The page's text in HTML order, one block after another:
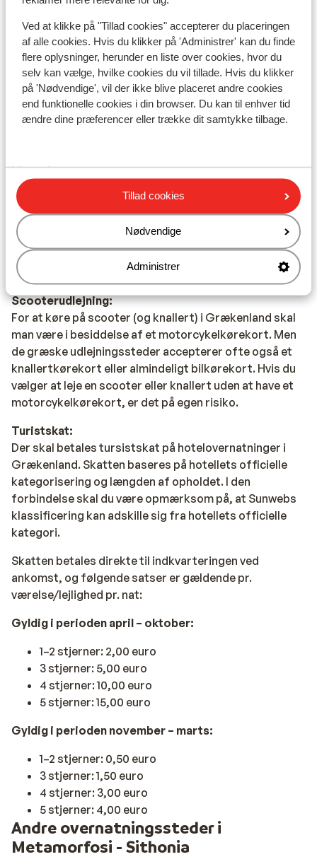
Ved at klikke på "Tillad cookies" accepterer du placeringen
af alle cookies. Hvis du klikker på 'Administrer' kan du finde
flere oplysninger, herunder en liste over cookies, hvor du
selv kan vælge, hvilke cookies du vil tillade. Hvis du klikker
på 'Nødvendige', vil der ikke blive placeret andre cookies
end funktionelle cookies i din browser. Du kan til enhver tid
ændre dine præferencer eller trække dit samtykke tilbage.
Tillad cookies
Nødvendige
Administrer
Strøm:
Strømforsyningen er ligesom i Danmark 220 volt.
Vand:
Det er ikke tilrådeligt at drikke vand fra hanen.
Mousaka.
Mobiltelefon:
Din danske mobiltelefon virker også i Grækenland.
Rejsedokumenter:
Du skal være i besiddelse af et gyldigt pas.
Scooterudlejning:
For at køre på scooter (og knallert) i Grækenland skal
man være i besiddelse af et motorcykelkørekort. Men
de græske udlejningssteder accepterer ofte også et
knallertkørekort eller almindeligt bilkørekort. Hvis du
vælger at leje en scooter eller knallert uden at have et
motorcykelkørekort, er det på egen risiko.
Turistskat:
Der skal betales tursistskat på hotelovernatninger i
Grækenland. Skatten baseres på hotellets officielle
kategorisering og længden af opholdet. I den
forbindelse skal du være opmærksom på, at Sunwebs
klassificering kan adskille sig fra hotellets officielle
kategori.
Skatten betales direkte til indkvarteringen ved
ankomst, og følgende satser er gældende pr.
værelse/lejlighed pr. nat:
Gyldig i perioden april – oktober:
1–2 stjerner: 2,00 euro
3 stjerner: 5,00 euro
4 stjerner: 10,00 euro
5 stjerner: 15,00 euro
Gyldig i perioden november – marts:
1–2 stjerner: 0,50 euro
3 stjerner: 1,50 euro
4 stjerner: 3,00 euro
5 stjerner: 4,00 euro
Andre overnatningssteder i
Metamorfosi - Sithonia